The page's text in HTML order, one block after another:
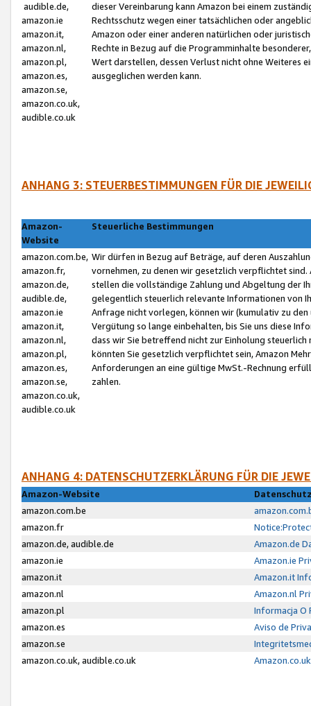
audible.de,
amazon.ie
amazon.it,
amazon.nl,
amazon.pl,
amazon.es,
amazon.se,
amazon.co.uk,
audible.co.uk
dieser Vereinbarung kann Amazon bei einem
Rechtsschutz wegen einer tatsächlichen oder
Amazon oder einer anderen natürlichen oder
Rechte in Bezug auf die Programminhalte
Wert darstellen, dessen Verlust nicht ohne Weiteres
ausgeglichen werden kann.
ANHANG 3: STEUERBESTIMMUNGEN FÜR DIE
Amazon-
Website
Steuerliche Bestimmungen
amazon.com.be,
amazon.fr,
amazon.de,
audible.de,
amazon.ie
amazon.it,
amazon.nl,
amazon.pl,
amazon.es,
amazon.se,
amazon.co.uk,
audible.co.uk
Wir dürfen in Bezug auf Beträge, auf deren
vornehmen, zu denen wir gesetzlich verpflichtet
stellen die vollständige Zahlung und Abgeltung der
gelegentlich steuerlich relevante Informationen von
Anfrage nicht vorlegen, können wir (kumulativ zu
Vergütung so lange einbehalten, bis Sie uns diese
dass wir Sie betreffend nicht zur Einholung
könnten Sie gesetzlich verpflichtet sein, Amazon
Anforderungen an eine gültige MwSt.-Rechnung
zahlen.
ANHANG 4: DATENSCHUTZERKLÄRUNG FÜR DIE
Amazon-Website
amazon.com.be
amazon.fr
amazon.de, audible.de
Amazon.de
amazon.ie
Amazon.ie
amazon.it
Amazon.it
amazon.nl
Amazon.nl
amazon.pl
Informacja O
amazon.es
Aviso de
amazon.se
amazon.co.uk, audible.co.uk